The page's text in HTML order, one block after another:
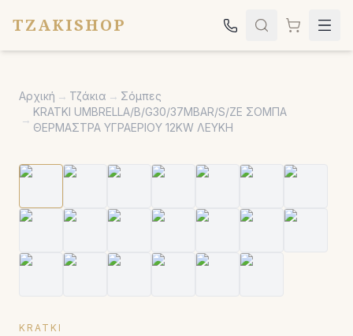
TZAKISHOP
Σόμπες
Ψησταριές
Κήπος
Επικοινωνία
Αρχική → Τζάκια → Σόμπες
→
KRATKI UMBRELLA/B/G30/37MBAR/S/ZE ΣΟΜΠΑ
ΘΕΡΜΑΣΤΡΑ ΥΓΡΑΕΡΙΟΥ 12KW ΛΕΥΚΗ
KRATKI